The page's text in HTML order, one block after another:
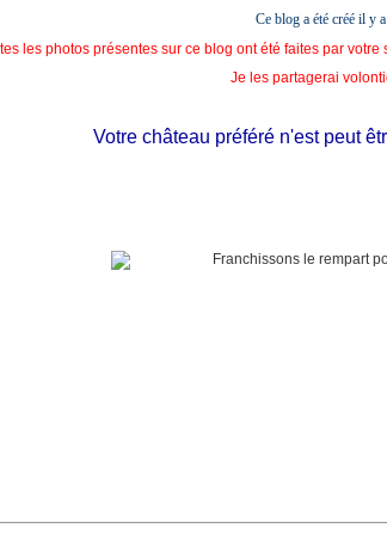
Ce blog a été créé il y
les photos présentes sur ce blog ont été faites par votre
Je les partagerai
Votre château préféré n'est peut